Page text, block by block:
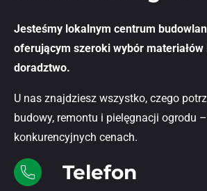
Jesteśmy lokalnym centrum
oferującym szeroki wybór
doradztwo.
U nas znajdziesz wszystko, czego
budowy, remontu i pielęgnacji ogrodu
konkurencyjnych cenach.
Telefon